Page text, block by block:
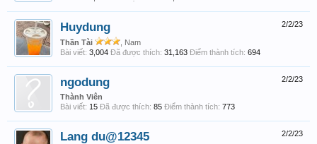
2/2/23
Huydung
Thần Tài
, Nam
Bài viết: 3,004 Đã được thích: 31,163 Điểm thành tích: 694
2/2/23
ngodung
Thành Viên
Bài viết: 15 Đã được thích: 85 Điểm thành tích: 773
2/2/23
Lang du@12345